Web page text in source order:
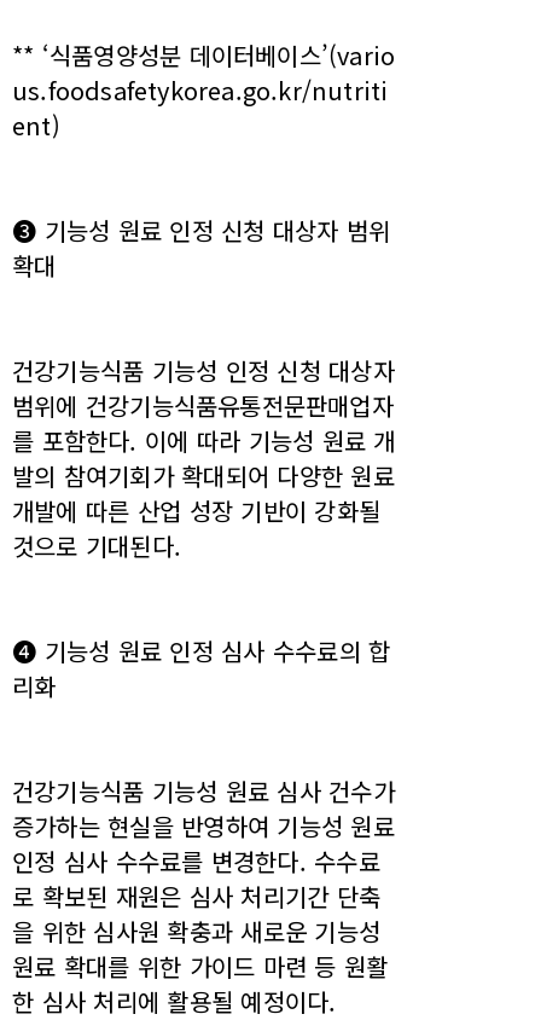
** ‘식품영양성분 데이터베이스’(vario
us.foodsafetykorea.go.kr/nutriti
ent)
❸ 기능성 원료 인정 신청 대상자 범위
확대
건강기능식품 기능성 인정 신청 대상자
범위에 건강기능식품유통전문판매업자
를 포함한다. 이에 따라 기능성 원료 개
발의 참여기회가 확대되어 다양한 원료
개발에 따른 산업 성장 기반이 강화될
것으로 기대된다.
❹ 기능성 원료 인정 심사 수수료의 합
리화
건강기능식품 기능성 원료 심사 건수가
증가하는 현실을 반영하여 기능성 원료
인정 심사 수수료를 변경한다. 수수료
로 확보된 재원은 심사 처리기간 단축
을 위한 심사원 확충과 새로운 기능성
원료 확대를 위한 가이드 마련 등 원활
한 심사 처리에 활용될 예정이다.